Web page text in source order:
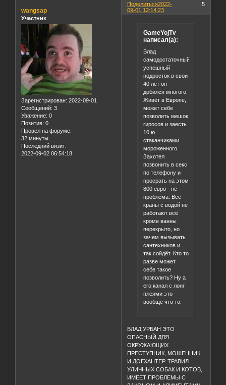
Поделиться 5
2022-
09-01 12:14:23
wangsap
Участник
Зарегистрирован: 2022-09-01
Сообщений: 3
Уважение: 0
Позитив: 0
Провел на форуме:
32 минуты
Последний визит:
2022-09-02 06:54:18
GameYojTv
написал(а):
Влад
самодостаточный
успешный
подросток в свои
40 лет он
добился многого.
Живёт в Европе,
может себе
позволить мешок
гиросов и заесть
10 ю
стаканчиками
мороженного.
Захотел
позвонить в секс
по телефону и
просрать на этом
800 евро - не
проблема. Все
краны с водой не
работают всё
кроме ванны
перекрыто, но
зачем вызывать
сантехников и
так сойдёт. Кто то
разве может
себе такое
позволить? Ну а
его канал с лонг
плеями это
вообще что то.
ВЛАД УРБАН ЭТО
ОПАСНЫЙ ДЛЯ
ОКРУЖАЮЩИХ
ПРЕСТУПНИК, МОШЕННИК
И ДОГХАНТЕР. ТРАВИЛ
УЛИЧНЫХ СОБАК И КОТОВ,
ИМЕЕТ ПРОБЛЕМЫ С